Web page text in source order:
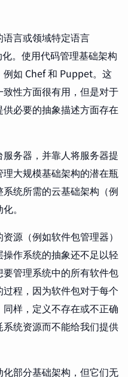
言或领域特定语言
化。使用代码管理基础架构
如 Chef 和 Puppet。这
性方面很有用，但是对于
必要的抽象描述方面存在
务器，并靠人将服务器提
大规模基础架构的潜在瓶
统所需的云基础架构（例
。
源（例如软件包管理器）
作系统的抽象还不足以轻
管理系统中的所有软件包
程，因为软件包对于每个
样，定义不存在或不正确
统资源而不能给我们提供
部分基础架构，但它们无